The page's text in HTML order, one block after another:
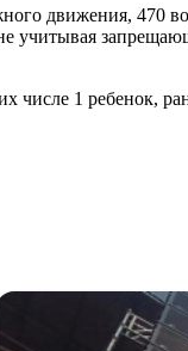
движения, 470
учитывая
1 ребенок,